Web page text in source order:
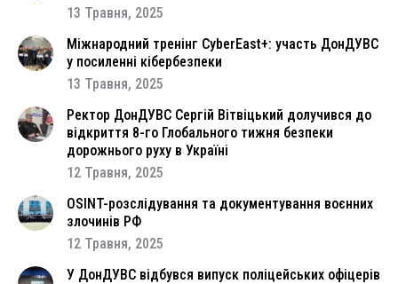
13 Травня, 2025
Міжнародний тренінг CyberEast+: участь ДонДУВС
у посиленні кібербезпеки
13 Травня, 2025
Ректор ДонДУВС Сергій Вітвіцький долучився до
відкриття 8-го Глобального тижня безпеки
дорожнього руху в Україні
12 Травня, 2025
OSINT-розслідування та документування воєнних
злочинів РФ
12 Травня, 2025
У ДонДУВС відбувся випуск поліцейських офіцерів